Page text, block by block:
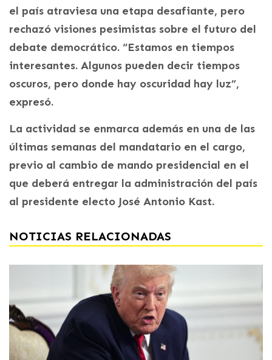
el país atraviesa una etapa desafiante, pero
rechazó visiones pesimistas sobre el futuro del
debate democrático. “Estamos en tiempos
interesantes. Algunos pueden decir tiempos
oscuros, pero donde hay oscuridad hay luz”,
expresó.
La actividad se enmarca además en una de las
últimas semanas del mandatario en el cargo,
previo al cambio de mando presidencial en el
que deberá entregar la administración del país
al presidente electo José Antonio Kast.
NOTICIAS RELACIONADAS